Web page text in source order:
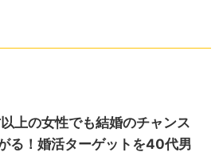
上の女性でも結婚のチャンス
る！婚活ターゲットを40代男